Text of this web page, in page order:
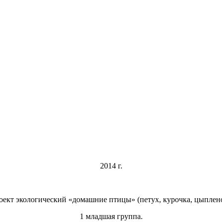
2014 г.
экологический «домашние птицы» (петух, курочка,
1 младшая группа.